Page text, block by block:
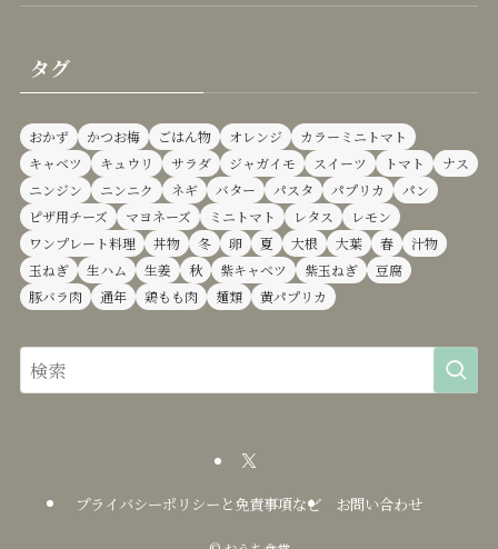
タグ
おかず かつお梅 ごはん物 オレンジ
カラーミニトマト
キャベツ
キュウリ サラダ ジャガイモ スイーツ トマト
ナス
ニンジン
ニンニク ネギ バター パスタ パプリカ
パン
ピザ用チーズ
マヨネーズ ミニトマト レタス
レモン
ワンプレート料理
丼物 冬 卵 夏 大根 大葉 春
汁物
玉ねぎ
生ハム 生姜 秋 紫キャベツ 紫玉ねぎ
豆腐
豚バラ肉
通年 鶏もも肉 麺類 黄パプリカ
プライバシーポリシーと免責事項など お問い合わせ